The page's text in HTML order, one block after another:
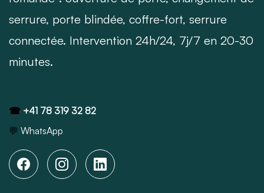
serrure, porte blindée, coffre-fort, serrure
connectée. Intervention 24h/24, 7j/7 en 20-30
minutes.
☎ +41 78 319 32 82
💬 WhatsApp